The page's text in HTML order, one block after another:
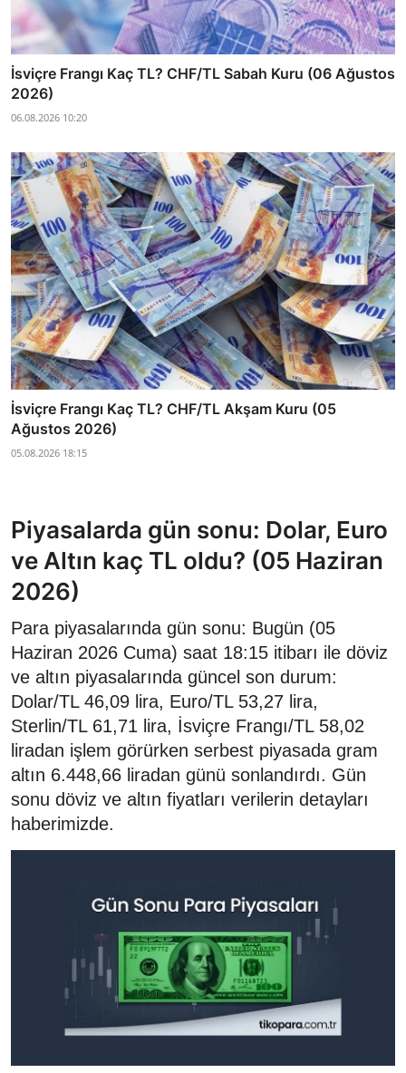
İsviçre Frangı Kaç TL? CHF/TL Sabah Kuru (06 Ağustos
2026)
06.08.2026 10:20
İsviçre Frangı Kaç TL? CHF/TL Akşam Kuru (05
Ağustos 2026)
05.08.2026 18:15
Piyasalarda gün sonu: Dolar, Euro
ve Altın kaç TL oldu? (05 Haziran
2026)
Para piyasalarında gün sonu: Bugün (05
Haziran 2026 Cuma) saat 18:15 itibarı ile döviz
ve altın piyasalarında güncel son durum:
Dolar/TL 46,09 lira, Euro/TL 53,27 lira,
Sterlin/TL 61,71 lira, İsviçre Frangı/TL 58,02
liradan işlem görürken serbest piyasada gram
altın 6.448,66 liradan günü sonlandırdı. Gün
sonu döviz ve altın fiyatları verilerin detayları
haberimizde.